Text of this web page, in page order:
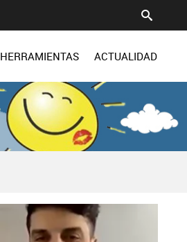
HERRAMIENTAS ACTUALIDAD